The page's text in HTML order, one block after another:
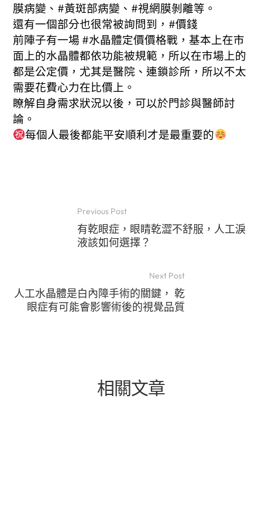
膜病變、#黃斑部病變、#視網膜剝離等。
還有一個部分也很常被詢問到，#價錢
前陣子有一場 #水晶體定價價格戰，基本上在市
面上的水晶體都依功能被規範，所以在市場上的
都是公定價，尤其是醫院、連鎖診所，所以不太
需要花費心力在比價上。
瞭解自身需求狀況以後，可以於門診與醫師討
論。
每個人最後都能平安順利才是最重要的
Previous Post
有乾眼症，眼睛乾澀不舒服，人工淚
液該如何選擇？
Next Post
人工水晶體是白內障手術的關鍵， 乾
眼症有可能會影響術後的視覺品質
相關文章